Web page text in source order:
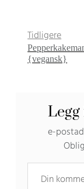
Tidligere
{vegansk}
e-